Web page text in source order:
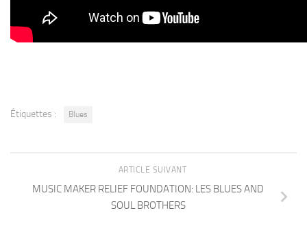
Étiquettes : Blues
ARTICLE SUIVANT
MUSIC MAKER RELIEF FOUNDATION: LES BLUES AND
SOUL BROTHERS